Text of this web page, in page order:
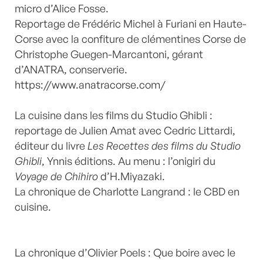
micro d’Alice Fosse.
Reportage de Frédéric Michel à Furiani en Haute-
Corse avec la confiture de clémentines Corse de
Christophe Guegen-Marcantoni, gérant
d’ANATRA, conserverie.
https://www.anatracorse.com/
La cuisine dans les films du Studio Ghibli :
reportage de Julien Amat avec Cedric Littardi,
éditeur du livre Les Recettes des films du Studio
Ghibli, Ynnis éditions. Au menu : l’onigiri du
Voyage de Chihirod’H.Miyazaki.
La chronique de Charlotte Langrand : le CBD en
cuisine.
La chronique d’Olivier Poels : Que boire avec le